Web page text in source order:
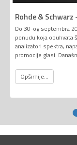
Rohde & Schwarz
Do 30-og septembra
ponudu koja obuhvata
analizatori spektra,
promocije glasi:
Opširnije...